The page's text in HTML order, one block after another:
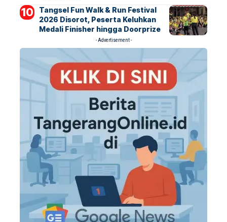
Tangsel Fun Walk & Run Festival
2026 Disorot, Peserta Keluhkan
Medali Finisher hingga Doorprize
- Advertisement -